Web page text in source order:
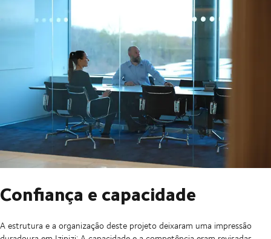
Confiança e capacidade
A estrutura e a organização deste projeto deixaram uma impressão